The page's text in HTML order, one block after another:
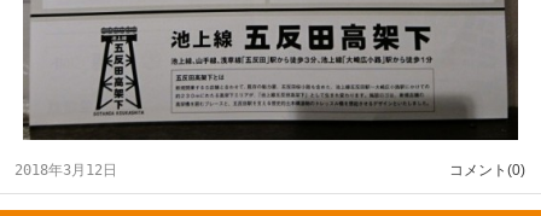
2018年3月12日 コメント(0)